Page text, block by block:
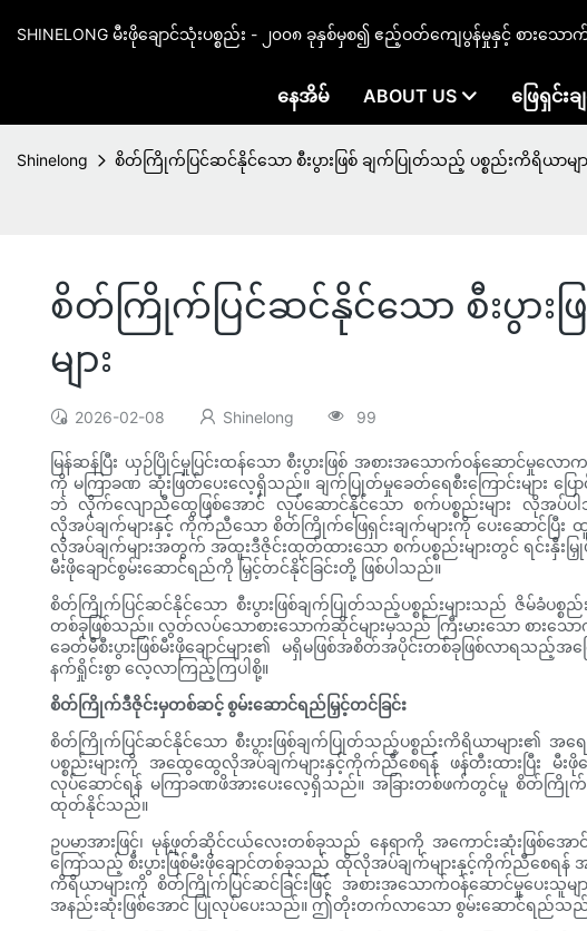
SHINELONG မီးဖိုချောင်သုံးပစ္စည်း - ၂၀၀၈ ခုနှစ်မှစ၍ ဧည့်ဝတ်ကျေပွန်မှုနှင့် စားသ
နေအိမ် ABOUT US ဖြေရှင်းခ
Shinelong စိတ်ကြိုက်ပြင်ဆင်နိုင်သော စီးပွားဖြစ် ချက်ပြုတ်သည့် ပစ္စည်းကိရိယာမျာ
စိတ်ကြိုက်ပြင်ဆင်နိုင်သော စီးပွား
များ
2026-02-08 Shinelong 99
မြန်ဆန်ပြီး ယှဉ်ပြိုင်မှုပြင်းထန်သော စီးပွားဖြစ် အစားအသောက်ဝန်ဆော
ကို မကြာခဏ ဆုံးဖြတ်ပေးလေ့ရှိသည်။ ချက်ပြုတ်မှုခေတ်ရေစီးကြောင်းများ ပြ
ဘဲ လိုက်လျောညီထွေဖြစ်အောင် လုပ်ဆောင်နိုင်သော စက်ပစ္စည်းများ လိုအပ်ပ
လိုအပ်ချက်များနှင့် ကိုက်ညီသော စိတ်ကြိုက်ဖြေရှင်းချက်များကို ပေးဆောင်ပြီး
လိုအပ်ချက်များအတွက် အထူးဒီဇိုင်းထုတ်ထားသော စက်ပစ္စည်းများတွင် ရင်းနှီးမြှုပ်
မီးဖိုချောင်စွမ်းဆောင်ရည်ကို မြှင့်တင်နိုင်ခြင်းတို့ ဖြစ်ပါသည်။
စိတ်ကြိုက်ပြင်ဆင်နိုင်သော စီးပွားဖြစ်ချက်ပြုတ်သည့်ပစ္စည်းများသည် ဇိမ်ခံပစ္
တစ်ခုဖြစ်သည်။ လွတ်လပ်သောစားသောက်ဆိုင်များမှသည် ကြီးမားသော စားသေ
ခေတ်မီစီးပွားဖြစ်မီးဖိုချောင်များ၏ မရှိမဖြစ်အစိတ်အပိုင်းတစ်ခုဖြစ်လာရသ
နက်ရှိုင်းစွာ လေ့လာကြည့်ကြပါစို့။
စိတ်ကြိုက်ဒီဇိုင်းမှတစ်ဆင့် စွမ်းဆောင်ရည်မြှင့်တင်ခြင်း
စိတ်ကြိုက်ပြင်ဆင်နိုင်သော စီးပွားဖြစ်ချက်ပြုတ်သည့်ပစ္စည်းကိရိယာများ၏ အ
ပစ္စည်းများကို အထွေထွေလိုအပ်ချက်များနှင့်ကိုက်ညီစေရန် ဖန်တီးထားပြီး မီ
လုပ်ဆောင်ရန် မကြာခဏဖိအားပေးလေ့ရှိသည်။ အခြားတစ်ဖက်တွင်မူ စိတ်ကြိုက်ခ
ထုတ်နိုင်သည်။
ဥပမာအားဖြင့်၊ မုန့်ဖုတ်ဆိုင်ငယ်လေးတစ်ခုသည် နေရာကို အကောင်းဆုံးဖြစ်အော
ကြော်သည့် စီးပွားဖြစ်မီးဖိုချောင်တစ်ခုသည် ထိုလိုအပ်ချက်များနှင့်ကိုက်ညီစေရန် အပူ
ကိရိယာများကို စိတ်ကြိုက်ပြင်ဆင်ခြင်းဖြင့် အစားအသောက်ဝန်ဆောင်မှုပေးသူမ
အနည်းဆုံးဖြစ်အောင် ပြုလုပ်ပေးသည်။ ဤတိုးတက်လာသော စွမ်းဆောင်ရည်သည်